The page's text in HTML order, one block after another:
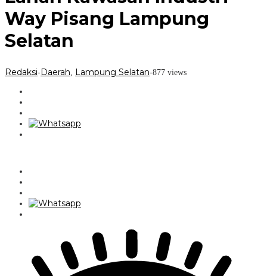
Way Pisang Lampung
Selatan
Redaksi-Daerah Lampung Selatan-877 views